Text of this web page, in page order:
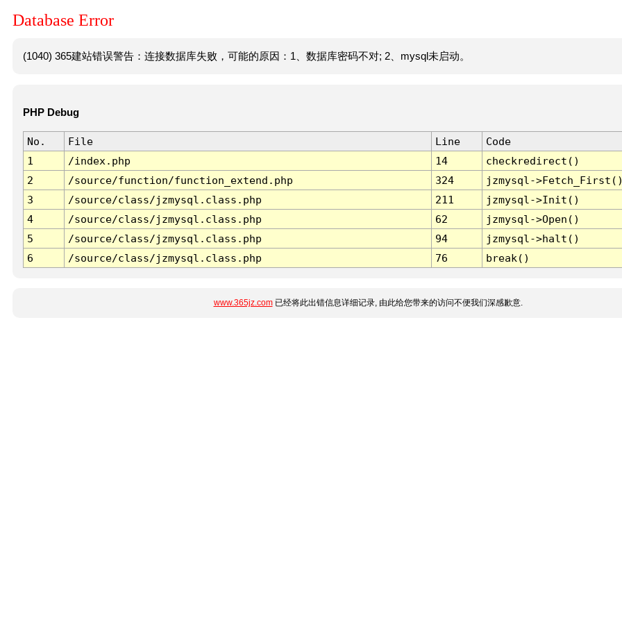
Database Error
(1040) 365建站错误警告：连接数据库失败，可能的原因：1、数据库密码不对; 2、mysql未启动。
PHP Debug
No. File Line
Code
1
/index.php 14
checkredirect()
2
/source/function/function_extend.php 324
jzmysql-
3
/source/class/jzmysql.class.php 211
jzmysql->Init()
4
/source/class/jzmysql.class.php 62
jzmysql->Open()
5
/source/class/jzmysql.class.php 94
jzmysql->halt()
6
/source/class/jzmysql.class.php 76 break()
www.365jz.com已经将此出错信息详细记录, 由此给您带来的访问不便我们深感歉意.